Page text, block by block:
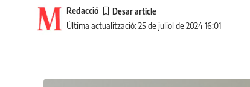
Última actualització: 25 de juliol de 2024 16:01
Redacció